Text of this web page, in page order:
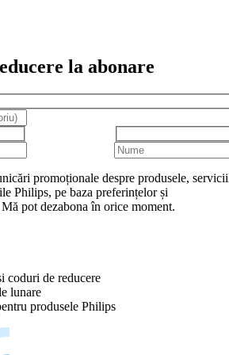
la abonare
promoționale despre produsele,
Philips, pe baza preferințelor și
pot dezabona în orice moment.
coduri de reducere
lunare
produsele Philips